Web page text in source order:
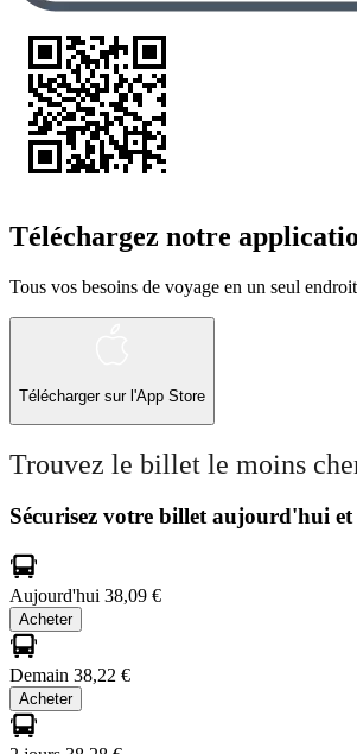
Téléchargez notre
Tous vos besoins de voyage en un seul endroit
Télécharger sur l'App Store
Trouvez le billet le moins
Sécurisez votre billet aujourd'hui
Aujourd'hui 38,09 €
Acheter
Demain 38,22 €
Acheter